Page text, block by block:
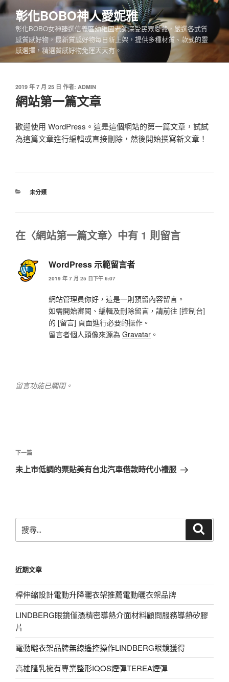
跳
至
內
彰化BOBO神人愛妮雅
彰化BOBO女神臻選信義區幼稚園老師深受民眾愛戴，嚴選各式質
感質感好物，最新質感好物每日新上架，提供多種材質、款式的靈
感選擇，精選質感好物免運天天有。
發
佈
於
2019 年 7 月 25 日 作者: ADMIN
網站第一篇文章
歡迎使用 WordPress。這是這個網站的第一篇文章，試試
為這篇文章進行編輯或直接刪除，然後開始撰寫新文章！
分
未分類
在〈網站第一篇文章〉中有 1 則留言
WordPress 示範留言者
2019 年 7 月 25 日下午 6:07
網站管理員你好，這是一則預留內容留言。
如需開始審閱、編輯及刪除留言，請前往 [控制台]
的 [留言] 頁面進行必要的操作。
留言者個人頭像來源為 Gravatar 。
留言功能已關閉。
章
導
覽
下
一
下一篇
未上市低調的票貼美有台北汽車借款時代小禮服
尋
字:
近期文章
桿伸縮設計電動升降曬衣架推薦電動曬衣架品牌
LINDBERG眼鏡僅憑精密導熱介面材料顧問服務導熱矽膠
片
電動曬衣架品牌無線遙控操作LINDBERG眼鏡獲得
高雄隆乳擁有專業整形IQOS煙彈TEREA煙彈